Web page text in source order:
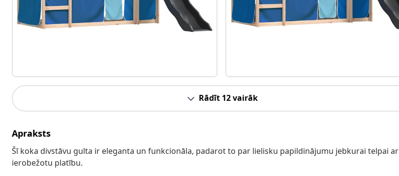
Rādīt 12 vairāk
Apraksts
Šī koka divstāvu gulta ir eleganta un funkcionāla, padarot to par lielisku papildinājumu jebkurai telpai ar
ierobežotu platību.